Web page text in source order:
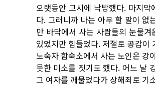
오랫동안 고시에 낙방했다. 마지
다. 그러니까 나는 아무 할 말이 없
만 바닥에서 사는 사람들의 눈물
있었지만 힘들었다. 저절로 공감
노숙자 합숙소에서 사는 노인은 강
뭇한 미소를 짓기도 했다. 어느 날
그 여자를 깨물었다가 상해죄로 기